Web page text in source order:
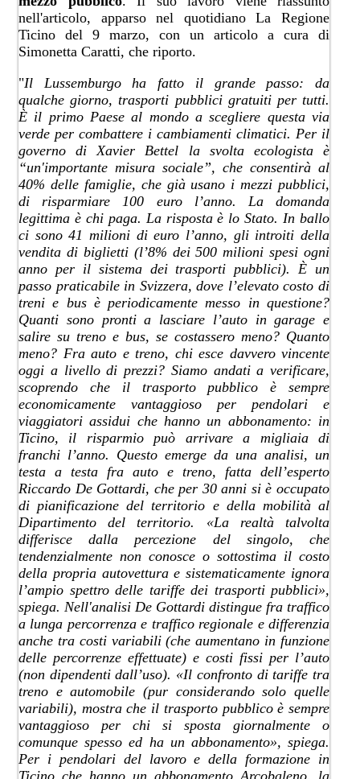
nell'articolo, apparso nel quotidiano La Regione
Ticino del 9 marzo, con un articolo a cura di
Simonetta Caratti, che riporto.
"Il Lussemburgo ha fatto il grande passo: da
qualche giorno, trasporti pubblici gratuiti per tutti.
È il primo Paese al mondo a scegliere questa via
verde per combattere i cambiamenti climatici. Per il
governo di Xavier Bettel la svolta ecologista è
“un'importante misura sociale”, che consentirà al
40% delle famiglie, che già usano i mezzi pubblici,
di risparmiare 100 euro l’anno. La domanda
legittima è chi paga. La risposta è lo Stato. In ballo
ci sono 41 milioni di euro l’anno, gli introiti della
vendita di biglietti (l’8% dei 500 milioni spesi ogni
anno per il sistema dei trasporti pubblici). È un
passo praticabile in Svizzera, dove l’elevato costo di
treni e bus è periodicamente messo in questione?
Quanti sono pronti a lasciare l’auto in garage e
salire su treno e bus, se costassero meno? Quanto
meno? Fra auto e treno, chi esce davvero vincente
oggi a livello di prezzi? Siamo andati a verificare,
scoprendo che il trasporto pubblico è sempre
economicamente vantaggioso per pendolari e
viaggiatori assidui che hanno un abbonamento: in
Ticino, il risparmio può arrivare a migliaia di
franchi l’anno. Questo emerge da una analisi, un
testa a testa fra auto e treno, fatta dell’esperto
Riccardo De Gottardi, che per 30 anni si è occupato
di pianificazione del territorio e della mobilità al
Dipartimento del territorio. «La realtà talvolta
differisce dalla percezione del singolo, che
tendenzialmente non conosce o sottostima il costo
della propria autovettura e sistematicamente ignora
l’ampio spettro delle tariffe dei trasporti pubblici»,
spiega. Nell'analisi De Gottardi distingue fra traffico
a lunga percorrenza e traffico regionale e differenzia
anche tra costi variabili (che aumentano in funzione
delle percorrenze effettuate) e costi fissi per l’auto
(non dipendenti dall’uso). «Il confronto di tariffe tra
treno e automobile (pur considerando solo quelle
variabili), mostra che il trasporto pubblico è sempre
vantaggioso per chi si sposta giornalmente o
comunque spesso ed ha un abbonamento», spiega.
Per i pendolari del lavoro e della formazione in